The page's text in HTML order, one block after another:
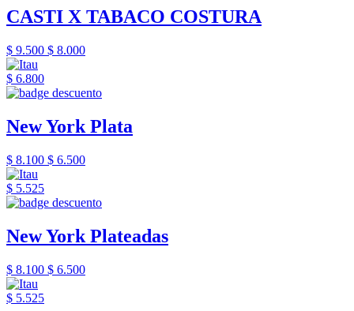
CASTI X TABACO COSTURA
$ 9.500 $ 8.000
$ 6.800
New York Plata
$ 8.100 $ 6.500
$ 5.525
New York Plateadas
$ 8.100 $ 6.500
$ 5.525